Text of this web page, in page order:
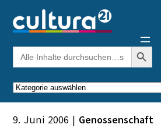
Inhalt
springen
Search
for:
Search Button
Kategorien
9. Juni 2006 | Genossenschaft